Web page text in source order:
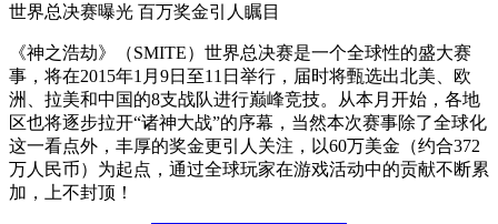
世界总决赛曝光 百万奖金引人瞩目
《神之浩劫》（SMITE）世界总决赛是一个全球性的盛大赛
事，将在2015年1月9日至11日举行，届时将甄选出北美、欧
洲、拉美和中国的8支战队进行巅峰竞技。从本月开始，各地
区也将逐步拉开“诸神大战”的序幕，当然本次赛事除了全球化
这一看点外，丰厚的奖金更引人关注，以60万美金（约合372
万人民币）为起点，通过全球玩家在游戏活动中的贡献不断累
加，上不封顶！